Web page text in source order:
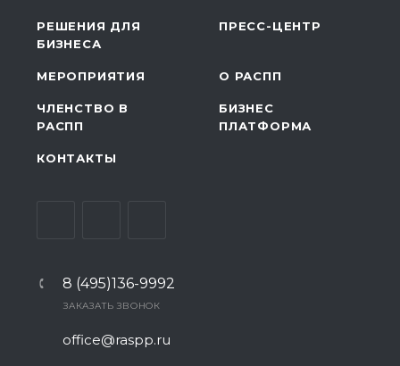
РЕШЕНИЯ ДЛЯ
БИЗНЕСА
ПРЕСС-ЦЕНТР
МЕРОПРИЯТИЯ О РАСПП
ЧЛЕНСТВО В
РАСПП
БИЗНЕС
ПЛАТФОРМА
КОНТАКТЫ
8 (495)136-9992
ЗАКАЗАТЬ ЗВОНОК
office@raspp.ru